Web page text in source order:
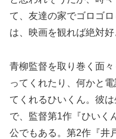
て、友達の家でゴロゴ
は、映画を観れば絶対
青柳監督を取り巻く面
ってくれたり、何かと
てくれるひいくん。彼
で、監督第1作『ひいく
公でもある。第2作『井